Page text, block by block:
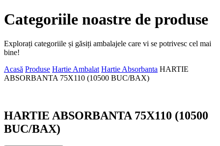
Categoriile noastre de produse
Explorați categoriile și găsiți ambalajele care vi se potrivesc cel mai
bine!
Acasă Produse Hartie Ambalat Hartie Absorbanta HARTIE
ABSORBANTA 75X110 (10500 BUC/BAX)
HARTIE ABSORBANTA 75X110 (10500
BUC/BAX)